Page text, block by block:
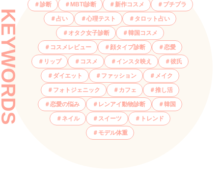
診断 MBTI診断 新作コスメ プチプラ
占い 心理テスト タロット占い
オタク女子診断 韓国コスメ
コスメレビュー 顔タイプ診断 恋愛
リップ コスメ インスタ映え 彼氏
ダイエット ファッション メイク
フォトジェニック カフェ 推し活
恋愛の悩み レンアイ動物診断 韓国
ネイル スイーツ トレンド
モデル体重